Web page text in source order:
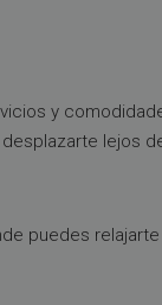
y
lejos
puedes